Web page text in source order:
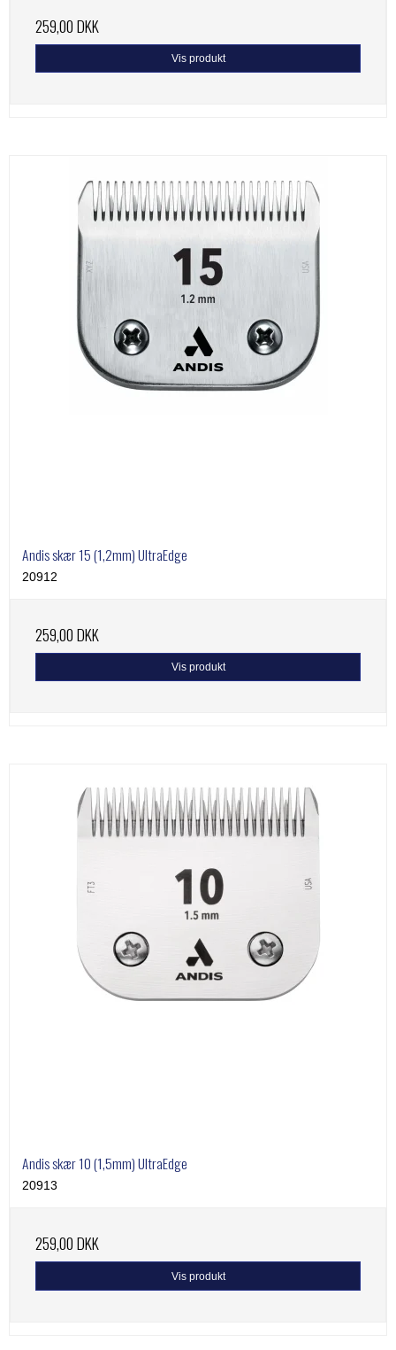
259,00 DKK
Vis produkt
Andis skær 15 (1,2mm) UltraEdge
20912
259,00 DKK
Vis produkt
Andis skær 10 (1,5mm) UltraEdge
20913
259,00 DKK
Vis produkt